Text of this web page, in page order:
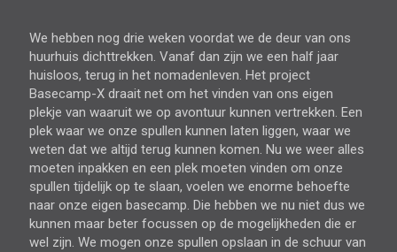
We hebben nog drie weken voordat we de deur van ons
huurhuis dichttrekken. Vanaf dan zijn we een half jaar
huisloos, terug in het nomadenleven. Het project
Basecamp-X draait net om het vinden van ons eigen
plekje van waaruit we op avontuur kunnen vertrekken. Een
plek waar we onze spullen kunnen laten liggen, waar we
weten dat we altijd terug kunnen komen. Nu we weer alles
moeten inpakken en een plek moeten vinden om onze
spullen tijdelijk op te slaan, voelen we enorme behoefte
naar onze eigen basecamp. Die hebben we nu niet dus we
kunnen maar beter focussen op de mogelijkheden die er
wel zijn. We mogen onze spullen opslaan in de schuur van